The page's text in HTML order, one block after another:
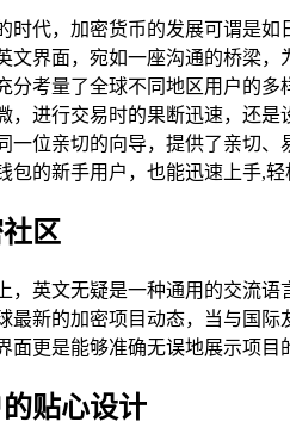
时代，加密货币的发展可谓是
界面，宛如一座沟通的桥梁
分考量了全球不同地区用户的
，进行交易时的果断迅速，还
一位亲切的向导，提供了亲切
的新手用户，也能迅速上手,轻
区
，英文无疑是一种通用的交流
最新的加密项目动态，当与国
面更是能够准确无误地展示项
贴心设计